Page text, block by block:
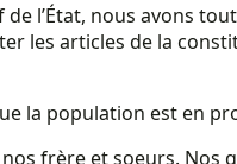
l’État, nous avons
les articles de la
la population est en
frère et soeurs.